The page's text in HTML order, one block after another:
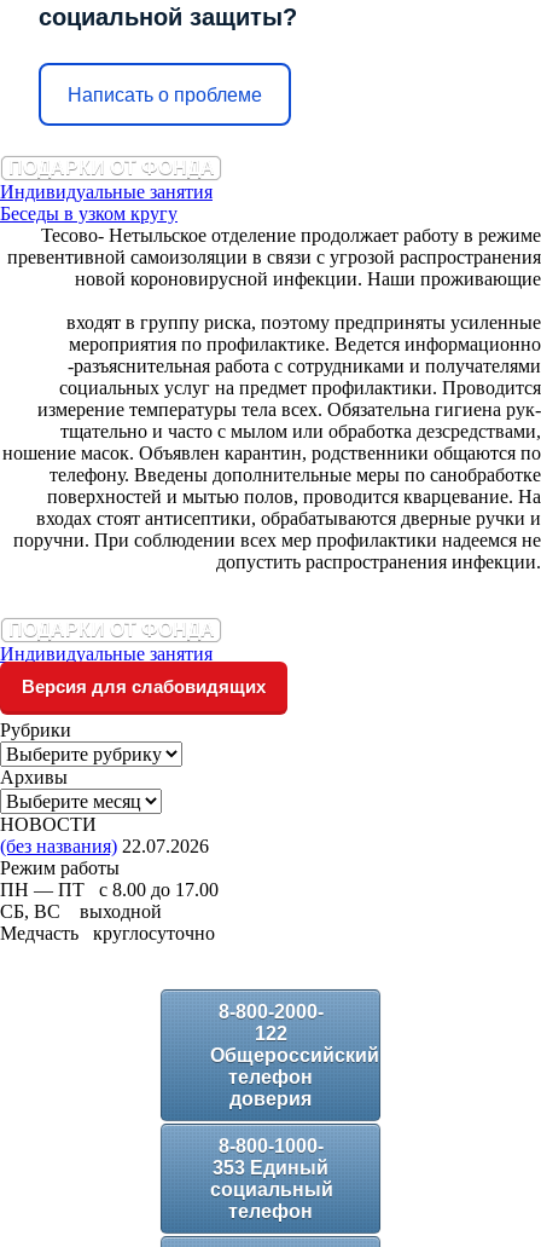
социальной защиты?
Написать о проблеме
ПОДАРКИ ОТ ФОНДА
Индивидуальные занятия
Беседы в узком кругу
Тесово- Нетыльское отделение продолжает работу в режиме
превентивной самоизоляции в связи с угрозой распространения
новой короновирусной инфекции. Наши проживающие
входят в группу риска, поэтому предприняты усиленные
мероприятия по профилактике. Ведется информационно
-разъяснительная работа с сотрудниками и получателями
социальных услуг на предмет профилактики. Проводится
измерение температуры тела всех. Обязательна гигиена рук-
тщательно и часто с мылом или обработка дезсредствами,
ношение масок. Объявлен карантин, родственники общаются по
телефону. Введены дополнительные меры по санобработке
поверхностей и мытью полов, проводится кварцевание. На
входах стоят антисептики, обрабатываются дверные ручки и
поручни. При соблюдении всех мер профилактики надеемся не
допустить распространения инфекции.
ПОДАРКИ ОТ ФОНДА
Индивидуальные занятия
Версия для слабовидящих
Рубрики
Рубрики
Архивы
Архивы
НОВОСТИ
(без названия) 22.07.2026
Режим работы
ПН — ПТ с 8.00 до 17.00
СБ, ВС выходной
Медчасть круглосуточно
8-800-2000-
122
Общероссийский
телефон
доверия
8-800-1000-
353 Единый
социальный
телефон